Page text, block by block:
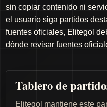
sin copiar contenido ni
el usuario siga partidos
fuentes oficiales, Elitegol
dónde revisar fuentes
Tablero de
Elitegol mantiene este